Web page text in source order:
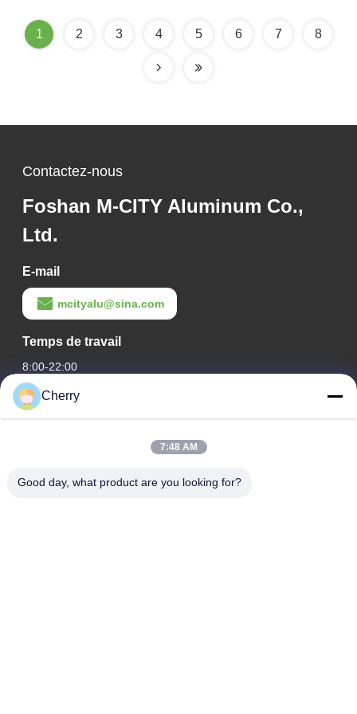
laser pour revêtement
1 2 3 4 5 6 7 8
Contactez-nous
Foshan M-CITY Aluminum Co.,
Ltd.
E-mail
mcityalu@sina.com
Temps de travail
8:00-22:00
Notre adresse
Le parc industriel de Hegui, Lishui, Nanhai Foshan
Cherry
7:48 AM
Good day, what product are you looking for?